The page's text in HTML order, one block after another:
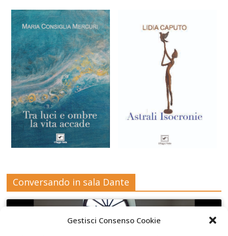
Gestisci Consenso Cookie
Conversando in sala Dante